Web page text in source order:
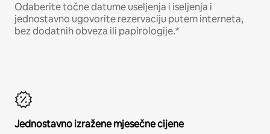
Odaberite točne datume useljenja i iseljenja i
jednostavno ugovorite rezervaciju putem interneta,
bez dodatnih obveza ili papirologije.*
Jednostavno izražene mjesečne cijene